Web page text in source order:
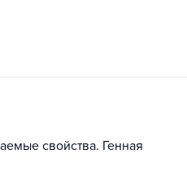
свойства. Генная